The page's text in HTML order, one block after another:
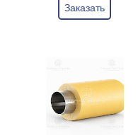
Заказать